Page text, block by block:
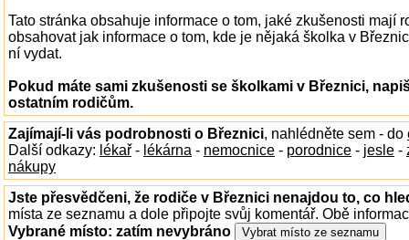
Tato stránka obsahuje informace o tom, jaké zkušenosti mají
obsahovat jak informace o tom, kde je nějaká školka v
ní vydat.
Pokud máte sami zkušenosti se školkami v Březnici,
ostatním rodičům.
Zajímají-li vás podrobnosti o Březnici, nahlédněte sem - do
Další odkazy: lékař - lékárna - nemocnice - porodnice - jesle -
nákupy
Jste přesvědčeni, že rodiče v Březnici nenajdou to, co
místa ze seznamu a dole připojte svůj komentář. Obě
Vybrané místo: zatím nevybráno